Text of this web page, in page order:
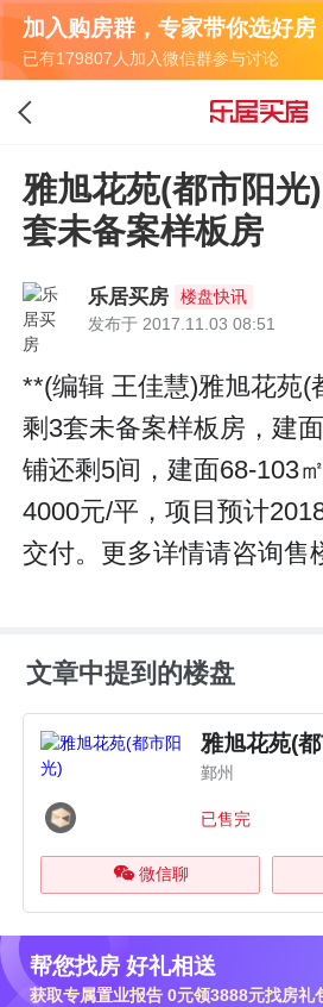
加入购房群，专家带你选好房
已有179807人加入微信群参与讨论
雅旭花苑(都市阳光
套未备案样板房
乐居买房
楼盘快讯
发布于 2017.11.03 08:51
**(编辑 王佳慧)雅旭花苑(
剩3套未备案样板房，建
铺还剩5间，建面68-103
4000元/平，项目预计
交付。更多详情请咨询售
文章中提到的楼盘
雅旭花苑(
鄞州
已售完
微信聊
帮您找房 好礼相送
获取专属置业报告 0元领3888元找房礼